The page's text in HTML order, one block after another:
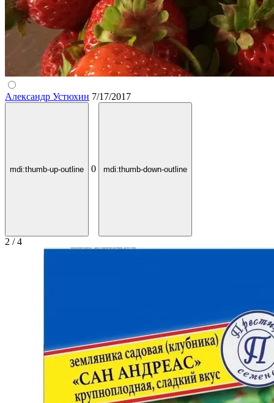
Александр Устюхин 7/17/2017
mdi:thumb-up-outline 0 mdi:thumb-down-outline
2 / 4